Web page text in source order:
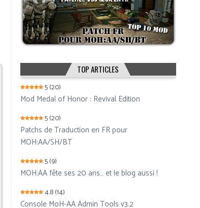
TOP ARTICLES
5(20)
Mod Medal of Honor : Revival Edition
5(20)
Patchs de Traduction en FR pour
MOH:AA/SH/BT
5(9)
MOH:AA fête ses 20 ans… et le blog aussi !
4.8(14)
Console MoH-AA Admin Tools v3.2